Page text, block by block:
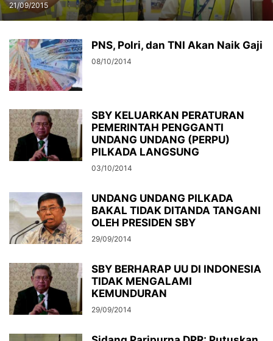
21/09/2015
PNS, Polri, dan TNI Akan Naik Gaji
08/10/2014
SBY KELUARKAN PERATURAN
PEMERINTAH PENGGANTI
UNDANG UNDANG (PERPU)
PILKADA LANGSUNG
03/10/2014
UNDANG UNDANG PILKADA
BAKAL TIDAK DITANDA TANGANI
OLEH PRESIDEN SBY
29/09/2014
SBY BERHARAP UU DI INDONESIA
TIDAK MENGALAMI
KEMUNDURAN
29/09/2014